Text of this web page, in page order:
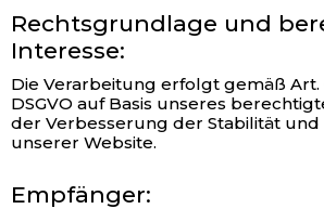
Rechtsgrundlage und
Interesse:
Die Verarbeitung erfolgt gemäß Art.
DSGVO auf Basis unseres
der Verbesserung der Stabilität
unserer Website.
Empfänger: